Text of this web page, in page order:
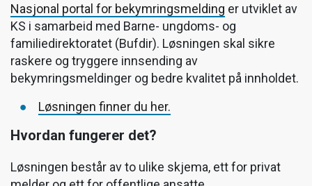
Nasjonal portal for bekymringsmelding er utviklet av
KS i samarbeid med Barne- ungdoms- og
familiedirektoratet (Bufdir). Løsningen skal sikre
raskere og tryggere innsending av
bekymringsmeldinger og bedre kvalitet på innholdet.
Løsningen finner du her.
Hvordan fungerer det?
Løsningen består av to ulike skjema, ett for privat